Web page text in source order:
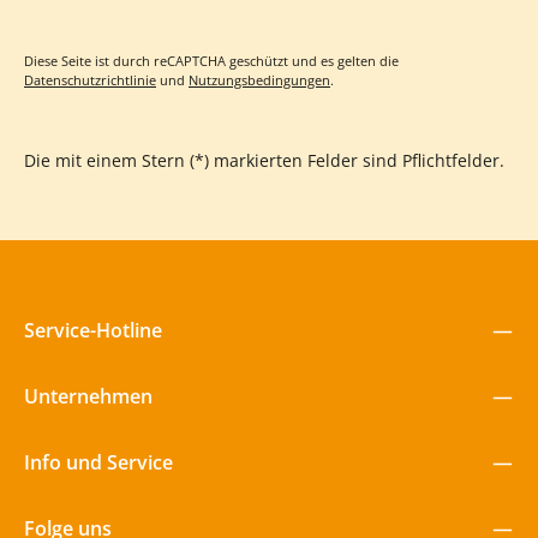
Diese Seite ist durch reCAPTCHA geschützt und es gelten die
Datenschutzrichtlinie und Nutzungsbedingungen.
Die mit einem Stern (*) markierten Felder sind Pflichtfelder.
Service-Hotline
Unternehmen
Info und Service
Folge uns